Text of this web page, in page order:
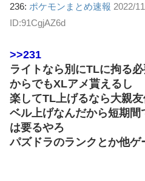
236: ポケモンまとめ速報 2022/
ID:91CgjAZ6d
>>231
ライトなら別にTLに拘る
からでもXLアメ貰えるし
楽してTL上げるなら大親
ベル上げなんだから短期間
は要るやろ
パズドラのランクとか他ゲ